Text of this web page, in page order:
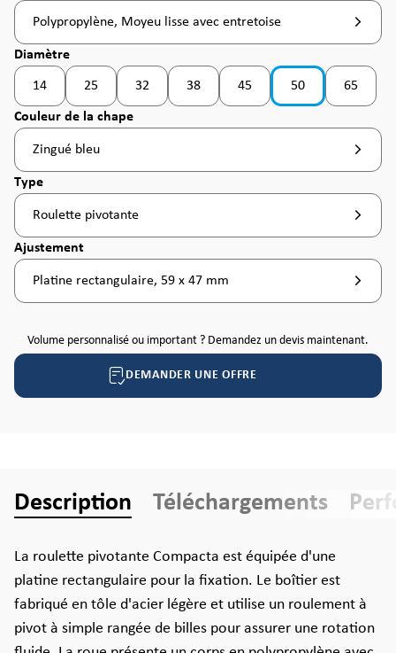
Polypropylène, Moyeu lisse avec entretoise
Sélectionnez
Diamètre
14
(Cette option n'est pas disponible pour le moment. )
25
(Cette option n'est pas disponible pour le moment. )
32
(Cette option n'est pas disponible pour le moment. )
38
(Cette option n'est pas disponible pour
45
(Cette option n'est pas
50 65
(Cette
Sélectionnez
Couleur de la chape
Zingué bleu
Sélectionnez
Type
Roulette pivotante
Sélectionnez
Ajustement
Platine rectangulaire, 59 x 47 mm
Volume personnalisé ou important ? Demandez un devis maintenant.
DEMANDER UNE OFFRE
Description Téléchargements
La roulette pivotante Compacta est équipée d'une
platine rectangulaire pour la fixation. Le boîtier est
fabriqué en tôle d'acier légère et utilise un roulement à
pivot à simple rangée de billes pour assurer une rotation